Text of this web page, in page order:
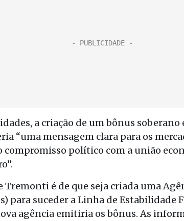
a criação de um bônus
“uma mensagem clara para os
compromisso político com a união
Tremonti é de que seja criada uma
para suceder a Linha de Estabilidade
agência emitiria os bônus. As